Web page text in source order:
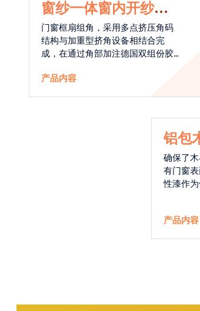
窗纱一体窗内开纱外
开系统
门窗框扇组角，采用多点挤压角码
结构与加重型挤角设备相结合完
成，在通过角部加注德国双组份胶
强度，促使窗使用寿命提升5-10
产品内容
铝包
确保了
有门窗
性漆作
产品内容